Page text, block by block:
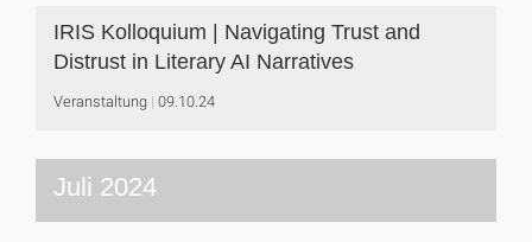
IRIS Kolloquium | Navigating Trust and
Distrust in Literary AI Narratives
Veranstaltung 09.10.24
Juli 2024